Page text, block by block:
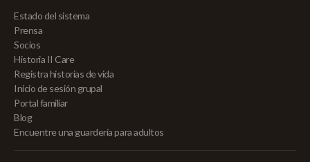
Estado del sistema
Prensa
Socios
Historia II Care
Registra historias de vida
Inicio de sesión grupal
Portal familiar
Blog
Encuentre una guardería para adultos